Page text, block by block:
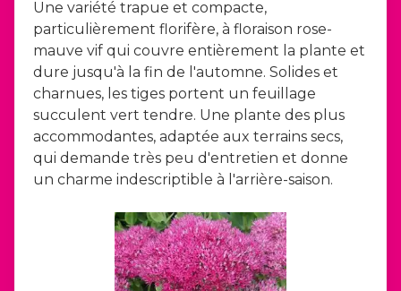
Une variété trapue et compacte,
particulièrement florifère, à floraison rose-
mauve vif qui couvre entièrement la plante et
dure jusqu'à la fin de l'automne. Solides et
charnues, les tiges portent un feuillage
succulent vert tendre. Une plante des plus
accommodantes, adaptée aux terrains secs,
qui demande très peu d'entretien et donne
un charme indescriptible à l'arrière-saison.